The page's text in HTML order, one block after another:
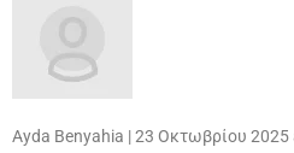
Ayda Benyahia |23 Οκτωβρίου 2025